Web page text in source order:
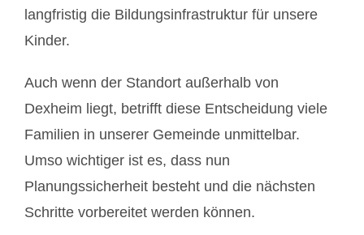
langfristig die Bildungsinfrastruktur für unsere
Kinder.
Auch wenn der Standort außerhalb von
Dexheim liegt, betrifft diese Entscheidung viele
Familien in unserer Gemeinde unmittelbar.
Umso wichtiger ist es, dass nun
Planungssicherheit besteht und die nächsten
Schritte vorbereitet werden können.